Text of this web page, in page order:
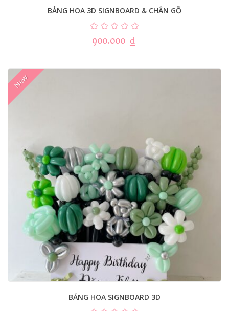
BẢNG HOA 3D SIGNBOARD & CHÂN GỖ
900.000 ₫
New
BẢNG HOA SIGNBOARD 3D